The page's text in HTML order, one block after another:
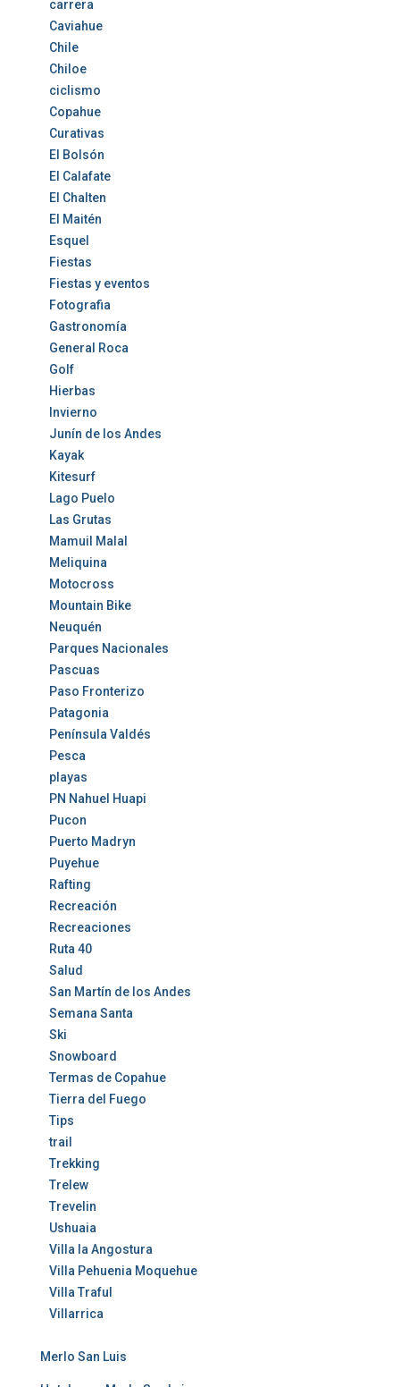
carrera
Caviahue
Chile
Chiloe
ciclismo
Copahue
Curativas
El Bolsón
El Calafate
El Chalten
El Maitén
Esquel
Fiestas
Fiestas y eventos
Fotografia
Gastronomía
General Roca
Golf
Hierbas
Invierno
Junín de los Andes
Kayak
Kitesurf
Lago Puelo
Las Grutas
Mamuil Malal
Meliquina
Motocross
Mountain Bike
Neuquén
Parques Nacionales
Pascuas
Paso Fronterizo
Patagonia
Península Valdés
Pesca
playas
PN Nahuel Huapi
Pucon
Puerto Madryn
Puyehue
Rafting
Recreación
Recreaciones
Ruta 40
Salud
San Martín de los Andes
Semana Santa
Ski
Snowboard
Termas de Copahue
Tierra del Fuego
Tips
trail
Trekking
Trelew
Trevelin
Ushuaia
Villa la Angostura
Villa Pehuenia Moquehue
Villa Traful
Villarrica
Merlo San Luis